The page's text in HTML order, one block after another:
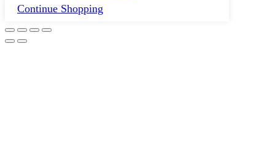
Continue Shopping